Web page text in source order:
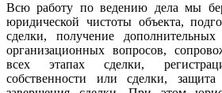
Всю работу по ведению дела мы
юридической чистоты объекта,
сделки, получение
организационных вопросов,
всех этапах сделки,
собственности или сделки,